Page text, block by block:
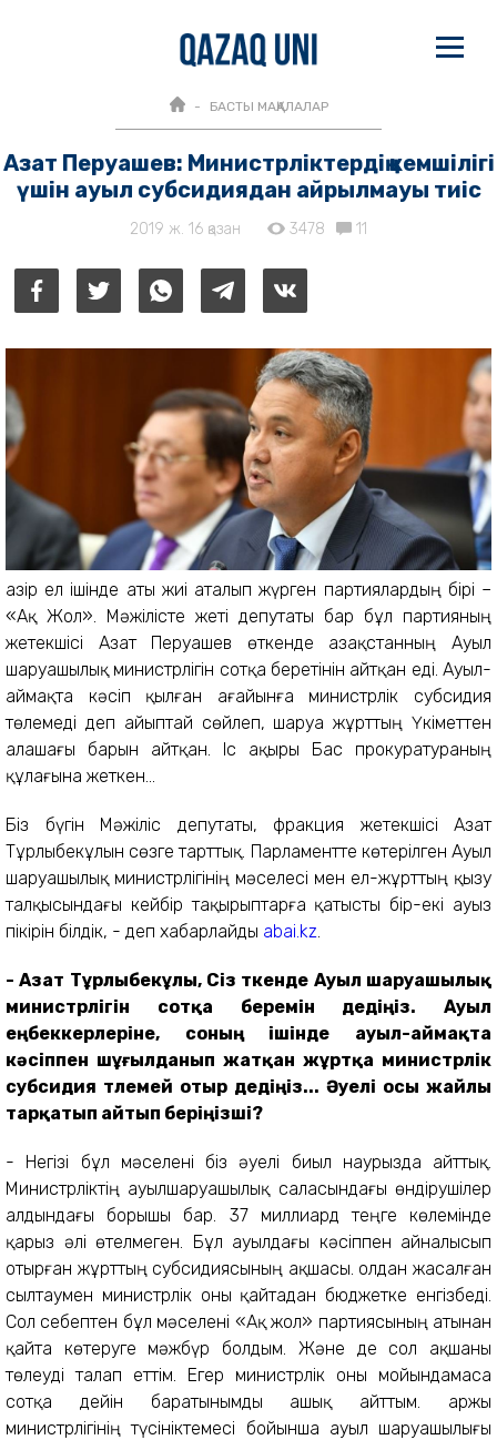
БАСТЫ МАҚАЛАЛАР
Азат Перуашев: Министрліктердің кемшілігі
үшін ауыл субсидиядан айрылмауы тиіс
2019 ж. 16 қазан 3478 11
Қазір ел ішінде аты жиі аталып жүрген партиялардың бірі –
«Ақ Жол». Мәжілісте жеті депутаты бар бұл партияның
жетекшісі Азат Перуашев өткенде Қазақстанның Ауыл
шаруашылық министрлігін сотқа беретінін айтқан еді. Ауыл-
аймақта кәсіп қылған ағайынға министрлік субсидия
төлемеді деп айыптай сөйлеп, шаруа жұрттың Үкіметтен
алашағы барын айтқан. Іс ақыры Бас прокуратураның
құлағына жеткен...
Біз бүгін Мәжіліс депутаты, фракция жетекшісі Азат
Тұрлыбекұлын сөзге тарттық. Парламентте көтерілген Ауыл
шаруашылық министрлігінің мәселесі мен ел-жұрттың қызу
талқысындағы кейбір тақырыптарға қатысты бір-екі ауыз
пікірін білдік, - деп хабарлайды abai.kz.
- Азат Тұрлыбекұлы, Сіз өткенде Ауыл шаруашылық
министрлігін сотқа беремін дедіңіз. Ауыл
еңбеккерлеріне, соның ішінде ауыл-аймақта
кәсіппен шұғылданып жатқан жұртқа министрлік
субсидия төлемей отыр дедіңіз... Әуелі осы жайлы
тарқатып айтып беріңізші?
- Негізі бұл мәселені біз әуелі биыл наурызда айттық.
Министрліктің ауылшаруашылық саласындағы өндірушілер
алдындағы борышы бар. 37 миллиард теңге көлемінде
қарыз әлі өтелмеген. Бұл ауылдағы кәсіппен айналысып
отырған жұрттың субсидиясының ақшасы. Қолдан жасалған
сылтаумен министрлік оны қайтадан бюджетке енгізбеді.
Сол себептен бұл мәселені «Ақ жол» партиясының атынан
қайта көтеруге мәжбүр болдым. Және де сол ақшаны
төлеуді талап еттім. Егер министрлік оны мойындамаса
сотқа дейін баратынымды ашық айттым. Қаржы
министрлігінің түсініктемесі бойынша ауыл шаруашылығы